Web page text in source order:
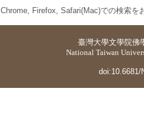
Chrome, Firefox, Safari(Mac)での検索を
臺灣大學文學院佛
National Taiwan
doi:10.6681/